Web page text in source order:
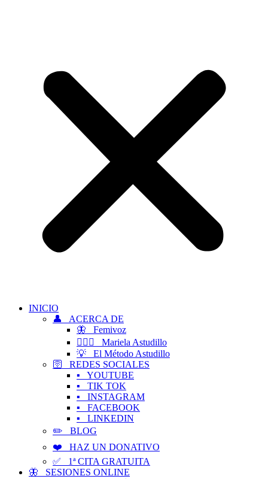
INICIO
👤 ACERCA DE
🦋 Femivoz
👱🏻‍♀️ Mariela Astudillo
💡 El Método Astudillo
🛜 REDES SOCIALES
▪️ YOUTUBE
▪️ TIK TOK
▪️ INSTAGRAM
▪️ FACEBOOK
▪️ LINKEDIN
✏️ BLOG
❤️ HAZ UN DONATIVO
✅ 1ª CITA GRATUITA
🦋 SESIONES ONLINE